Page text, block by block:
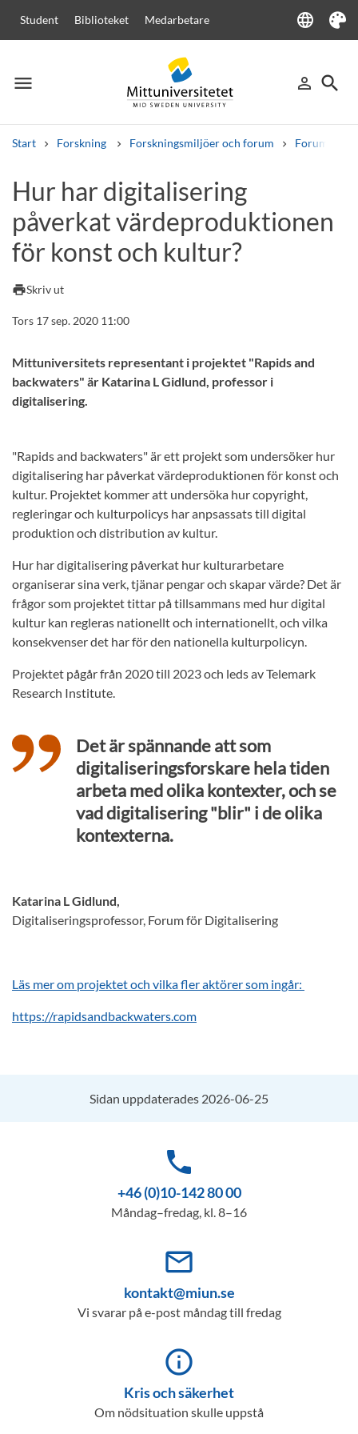
Student Biblioteket Medarbetare language
Language
Tema
menu
Meny person_outline
Logga in
search
Sök
Start Forskning Forskningsmiljöer och forum Forum för
Andra söktjänster
Kurser och programKursplanerVälkomstbrev Personal
Lediga jobb
Hur har digitalisering
påverkat värdeproduktionen
för konst och kultur?
printSkriv ut
Tors 17 sep. 2020 11:00
Mittuniversitets representant i projektet "Rapids and
backwaters" är Katarina L Gidlund, professor i
digitalisering.
"Rapids and backwaters" är ett projekt som undersöker hur
digitalisering har påverkat värdeproduktionen för konst och
kultur. Projektet kommer att undersöka hur copyright,
regleringar och kulturpolicys har anpsassats till digital
produktion och distribution av kultur.
Hur har digitalisering påverkat hur kulturarbetare
organiserar sina verk, tjänar pengar och skapar värde? Det är
frågor som projektet tittar på tillsammans med hur digital
kultur kan regleras nationellt och internationellt, och vilka
konsekvenser det har för den nationella kulturpolicyn.
Projektet pågår från 2020 till 2023 och leds av Telemark
Research Institute.
Det är spännande att som
digitaliseringsforskare hela tiden
arbeta med olika kontexter, och se
vad digitalisering "blir" i de olika
kontexterna.
Katarina L Gidlund,
Digitaliseringsprofessor, Forum för Digitalisering
Läs mer om projektet och vilka fler aktörer som ingår:
https://rapidsandbackwaters.com
Sidan uppdaterades 2026-06-25
phone
+46 (0)10-142 80 00
Måndag–fredag, kl. 8–16
mail_outline
kontakt@miun.se
Vi svarar på e-post måndag till fredag
info_outline
Kris och säkerhet
Om nödsituation skulle uppstå